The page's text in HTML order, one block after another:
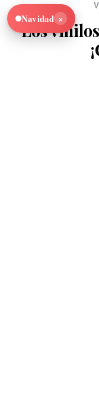
Los
Navidad ×